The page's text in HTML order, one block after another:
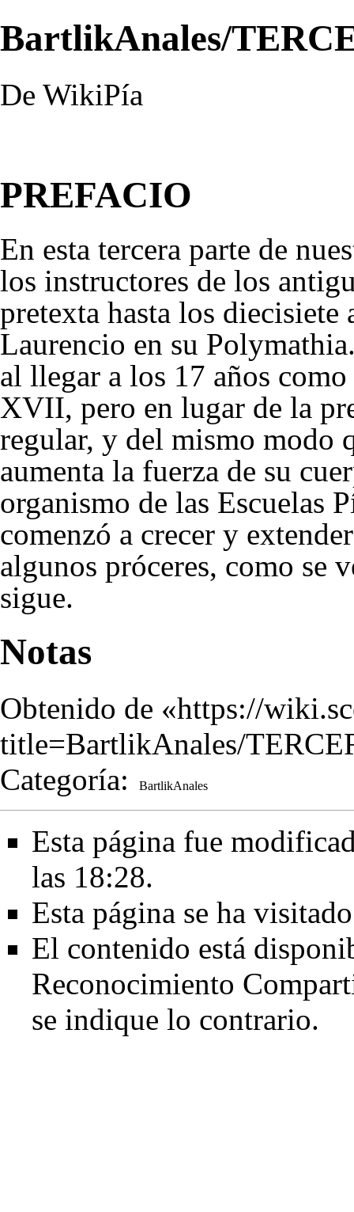
BartlikAnales/
De WikiPía
PREFACIO
En esta tercera parte de
los instructores de los
pretexta hasta los diecisiete
Laurencio en su
al llegar a los 17 años
XVII, pero en lugar de la
regular, y del mismo modo
aumenta la fuerza de su
organismo de las Escuelas
comenzó a crecer y
algunos próceres, como se
sigue.
Notas
Obtenido de «https://
title=BartlikAnales/
Categoría: BartlikAnales
Esta página fue
las 18:28.
Esta página se ha
El contenido está
Reconocimiento
se indique lo contrario.